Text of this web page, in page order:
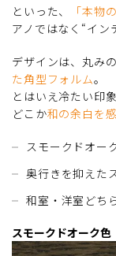
といった、 「本物
アノではなく“イン
デザインは、丸み
た角型フォルム。
とはいえ冷たい印
どこか和の余白を
スモークドオー
奥行きを抑えた
和室・洋室どち
スモークドオーク色